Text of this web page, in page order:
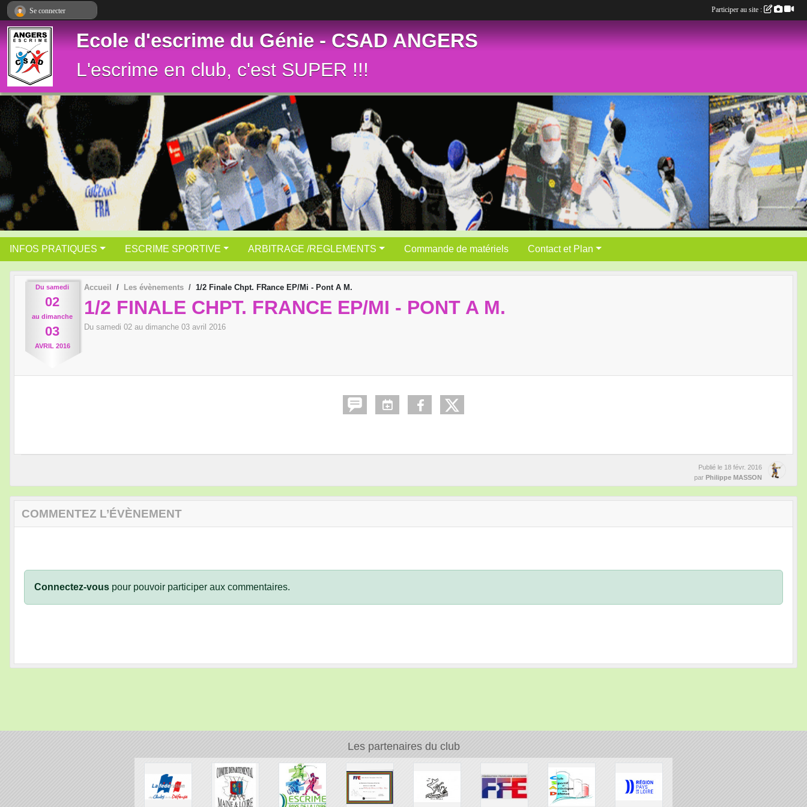
Ecole d'escrime du Génie - CSAD ANGERS
L'escrime en club, c'est SUPER !!!
INFOS PRATIQUES ESCRIME SPORTIVE ARBITRAGE /REGLEMENTS Commande de matériels Contact et Plan
Du samedi
02
au dimanche
03
AVRIL 2016
Accueil Les évènements 1/2 Finale Chpt. FRance EP/Mi - Pont A M.
1/2 FINALE CHPT. FRANCE EP/MI - PONT A M.
Du samedi 02 au dimanche 03 avril 2016
Publié le 18 févr. 2016
par Philippe MASSON
COMMENTEZ L’ÉVÈNEMENT
Connectez-vous pour pouvoir participer aux commentaires.
Les partenaires du club
Se connecter Participer au site :
Panneau de gestion des cookies